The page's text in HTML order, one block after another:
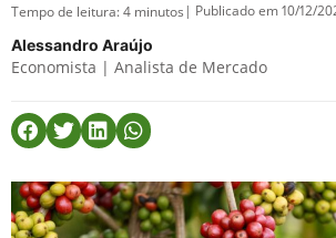
Tempo de leitura:4 minutos | Publicado em 10/12/
Alessandro Araújo
Economista | Analista de Mercado